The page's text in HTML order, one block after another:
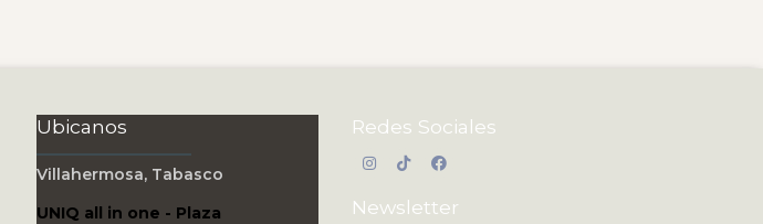
Ubicanos
Villahermosa, Tabasco
UNIQ all in one - Plaza
Redes Sociales
Newsletter